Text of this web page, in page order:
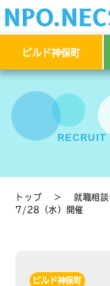
ビルド神保町
トップ ＞就職相
7/28（水）開催
ビルド神保町